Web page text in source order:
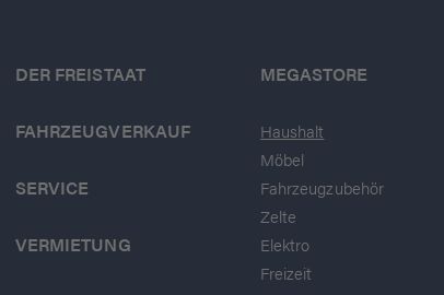
DER FREISTAAT
FAHRZEUGVERKAUF
SERVICE
VERMIETUNG
MEGASTORE
Haushalt
Möbel
Fahrzeugzubehör
Zelte
Elektro
Freizeit